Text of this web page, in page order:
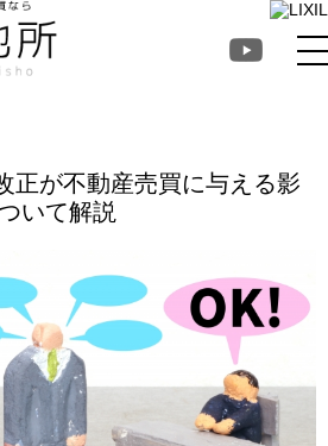
正が不動産売買に与える影
いて解説